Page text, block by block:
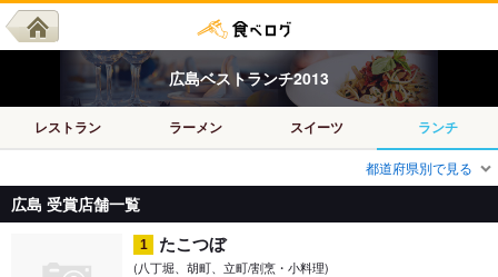
広島ベストランチ2013
レストラン ラーメン スイーツ ランチ
都道府県別で見る
広島 受賞店舗一覧
1 たこつぼ
(八丁堀、胡町、立町/割烹・小料理)